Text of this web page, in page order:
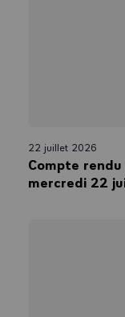
22 juillet 2026
Compte
mercredi 22